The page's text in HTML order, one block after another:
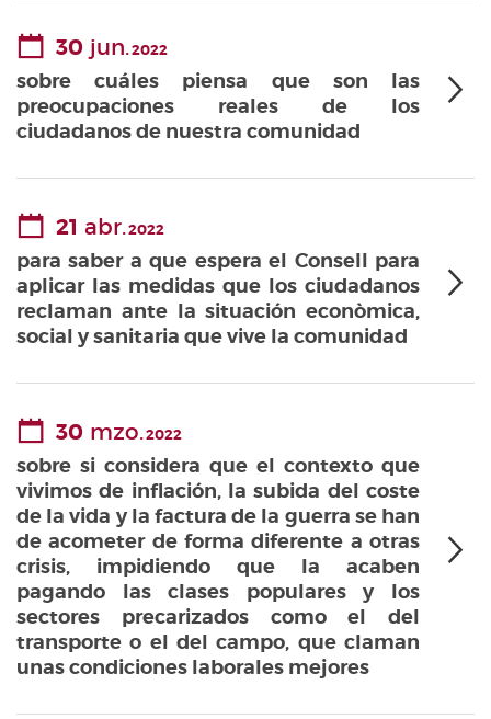
30 jun.2022
sobre cuáles piensa que son las
preocupaciones reales de los
ciudadanos de nuestra comunidad
21 abr.2022
para saber a que espera el Consell para
aplicar las medidas que los ciudadanos
reclaman ante la situación econòmica,
social y sanitaria que vive la comunidad
30 mzo.2022
sobre si considera que el contexto que
vivimos de inflación, la subida del coste
de la vida y la factura de la guerra se han
de acometer de forma diferente a otras
crisis, impidiendo que la acaben
pagando las clases populares y los
sectores precarizados como el del
transporte o el del campo, que claman
unas condiciones laborales mejores